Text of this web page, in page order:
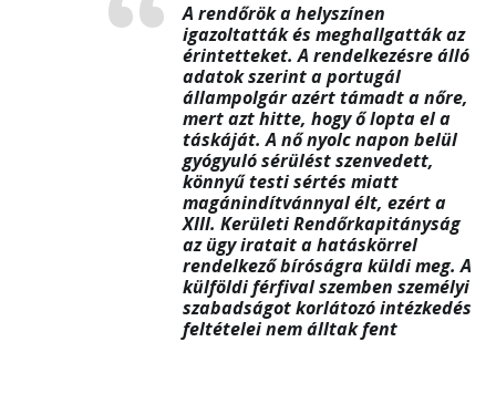
A rendőrök a helyszínen
igazoltatták és meghallgatták az
érintetteket. A rendelkezésre álló
adatok szerint a portugál
állampolgár azért támadt a nőre,
mert azt hitte, hogy ő lopta el a
táskáját. A nő nyolc napon belül
gyógyuló sérülést szenvedett,
könnyű testi sértés miatt
magánindítvánnyal élt, ezért a
XIII. Kerületi Rendőrkapitányság
az ügy iratait a hatáskörrel
rendelkező bíróságra küldi meg. A
külföldi férfival szemben személyi
szabadságot korlátozó intézkedés
feltételei nem álltak fent